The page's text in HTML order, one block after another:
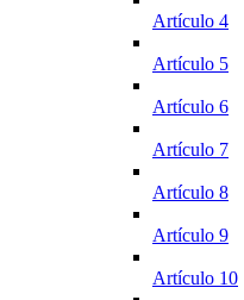
Artículo 4
Artículo 5
Artículo 6
Artículo 7
Artículo 8
Artículo 9
Artículo 10